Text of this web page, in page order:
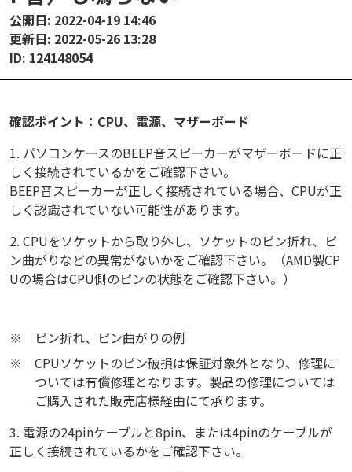
公開日: 2022-04-19 14:46
更新日: 2022-05-26 13:28
ID: 124148054
確認ポイント：CPU、電源、マザーボード
1. パソコンケースのBEEP音スピーカーがマザーボードに正
しく接続されているかをご確認下さい。
BEEP音スピーカーが正しく接続されている場合、CPUが正
しく認識されていない可能性があります。
2. CPUをソケットから取り外し、ソケットのピン折れ、ピ
ン曲がりなどの異常がないかをご確認下さい。（AMD製CP
Uの場合はCPU側のピンの状態をご確認下さい。）
※
ピン折れ、ピン曲がりの例
※
CPUソケットのピン破損は保証対象外となり、修理に
ついては有償修理となります。製品の修理については
ご購入された販売店様経由にて承ります。
3. 電源の24pinケーブルと8pin、または4pinのケーブルが
正しく接続されているかをご確認下さい。